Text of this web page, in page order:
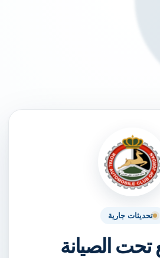
تحديثات جارية
تحت الصيانة